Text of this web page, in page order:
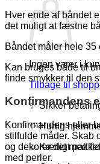
Ingen varer i
Tilbage til
✨ Sikker
✨ Hurtig
✨ Kærligt
Hver ende af båndet
det muligt at fæstne
Båndet måler hele
Kan bruges både til
finde smykker til den
Konfirmandens
Konfirmandens eller
stilfulde måder. Skab
og dekorer det med
med perler.